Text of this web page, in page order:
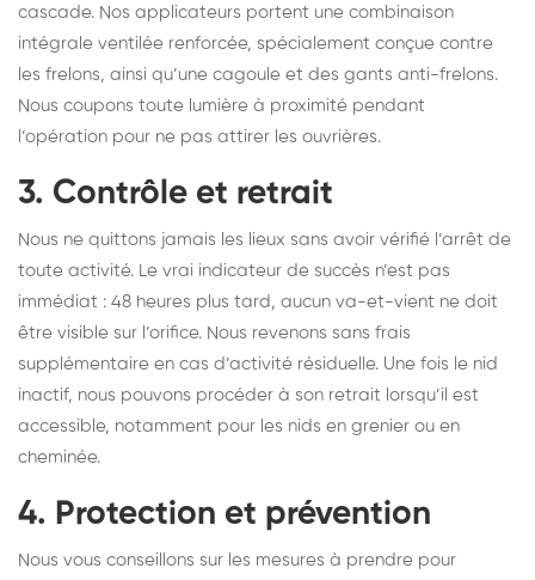
cascade. Nos applicateurs portent une combinaison
intégrale ventilée renforcée, spécialement conçue contre
les frelons, ainsi qu’une cagoule et des gants anti-frelons.
Nous coupons toute lumière à proximité pendant
l’opération pour ne pas attirer les ouvrières.
3. Contrôle et retrait
Nous ne quittons jamais les lieux sans avoir vérifié l’arrêt de
toute activité. Le vrai indicateur de succès n’est pas
immédiat : 48 heures plus tard, aucun va-et-vient ne doit
être visible sur l’orifice. Nous revenons sans frais
supplémentaire en cas d’activité résiduelle. Une fois le nid
inactif, nous pouvons procéder à son retrait lorsqu’il est
accessible, notamment pour les nids en grenier ou en
cheminée.
4. Protection et prévention
Nous vous conseillons sur les mesures à prendre pour